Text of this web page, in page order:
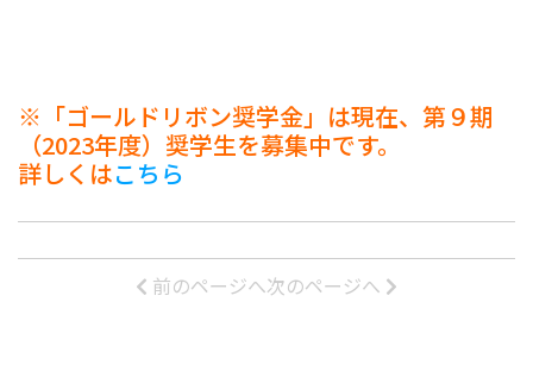
※「ゴールドリボン奨学金」は現在、第９期
（2023年度）奨学生を募集中です。
詳しくはこちら
前のページへ次のページへ